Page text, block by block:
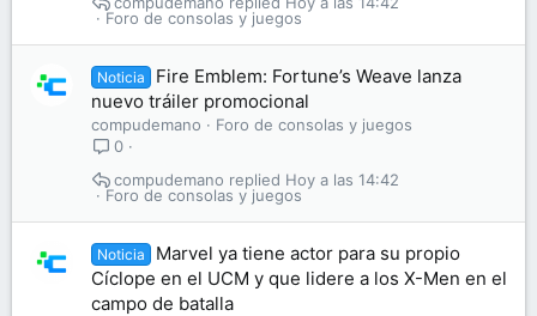
Foro de consolas y juegos
Noticia
Fire Emblem: Fortune’s Weave lanza
nuevo tráiler promocional
compudemano
Foro de consolas y juegos
0
Foro de consolas y juegos
Hoy a las 14:42
compudemano
Noticia
Marvel ya tiene actor para su propio
Cíclope en el UCM y que lidere a los X-Men en el
campo de batalla